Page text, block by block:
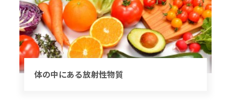
体の中にある放射性物質